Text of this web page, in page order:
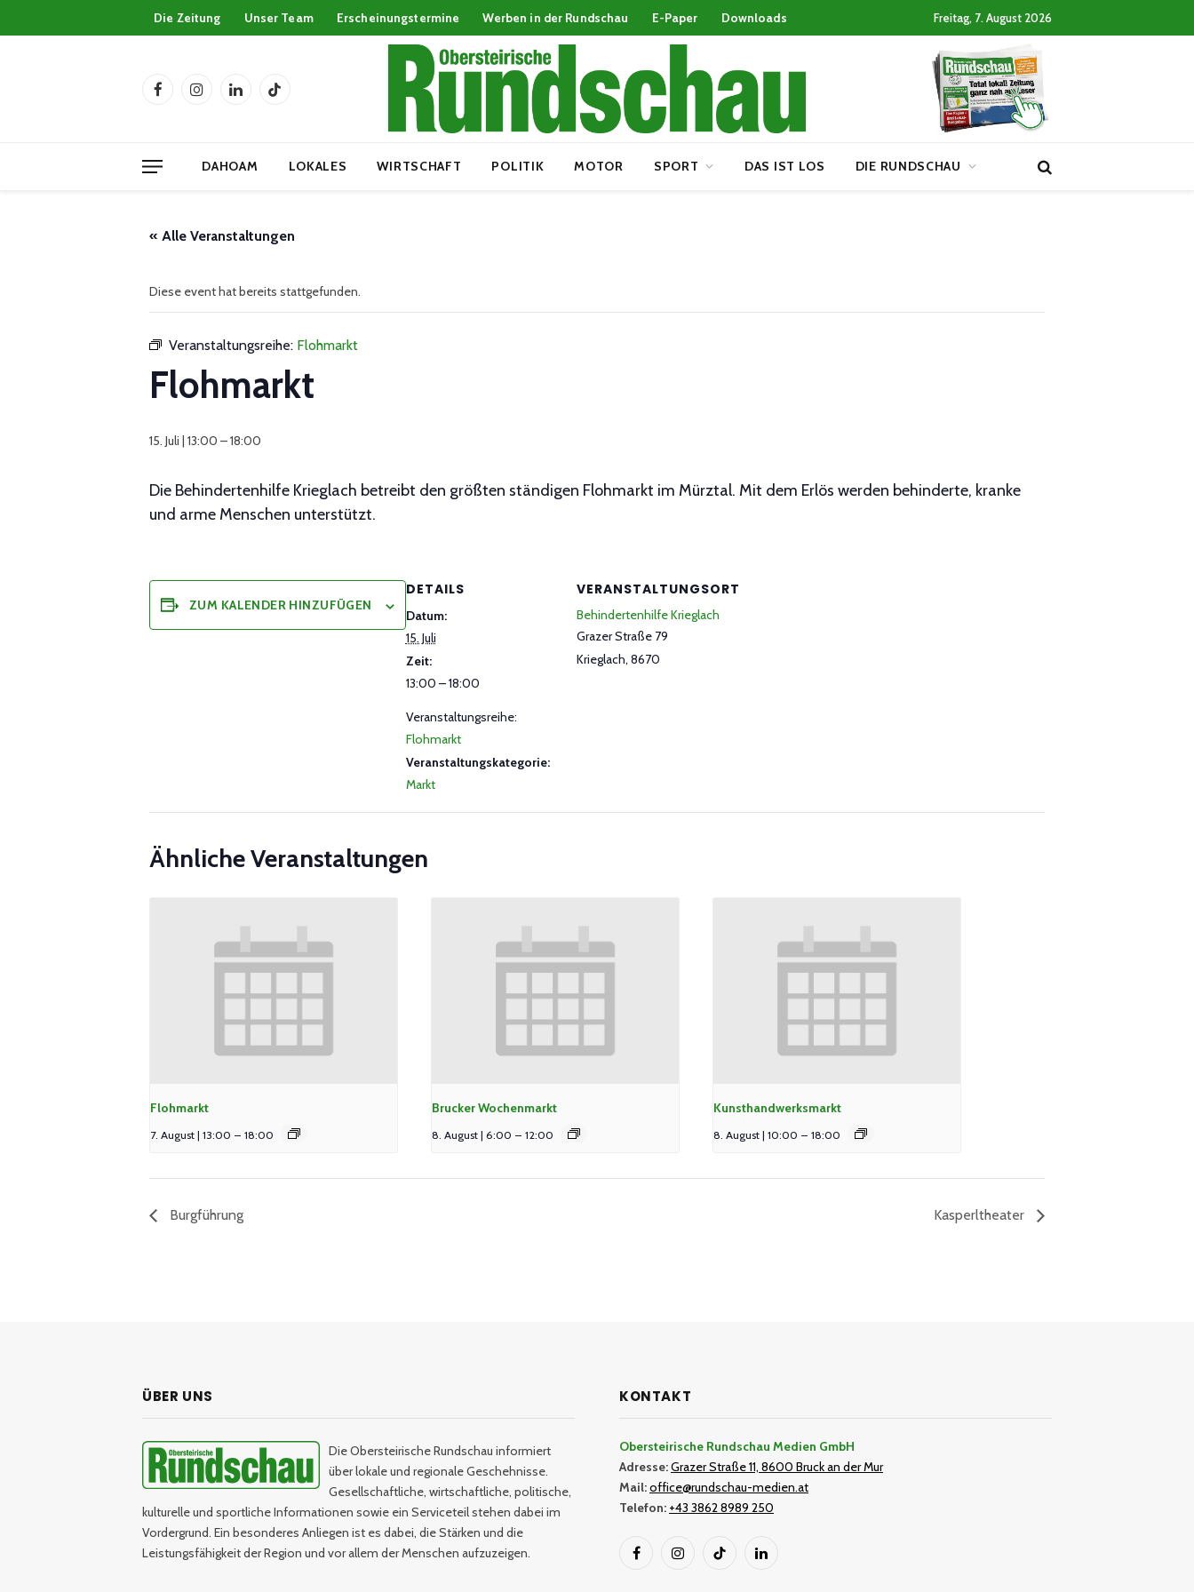
Die Zeitung Unser Team Erscheinungstermine Werben in der Rundschau E-Paper Downloads Freitag, 7. August 2026
FacebookInstagramLinkedInTikTok
DAHOAM LOKALES WIRTSCHAFT POLITIK MOTOR SPORT DAS IST LOS DIE RUNDSCHAU
« Alle Veranstaltungen
Diese event hat bereits stattgefunden.
Veranstaltungsreihe: Flohmarkt
Flohmarkt
15. Juli | 13:00 –18:00
Die Behindertenhilfe Krieglach betreibt den größten ständigen Flohmarkt im Mürztal. Mit dem Erlös werden behinderte, kranke
und arme Menschen unterstützt.
ZUM KALENDER HINZUFÜGEN
DETAILS
Datum:
15. Juli
Zeit:
13:00 – 18:00
Veranstaltungsreihe:
Flohmarkt
Veranstaltungskategorie:
Markt
VERANSTALTUNGSORT
Behindertenhilfe Krieglach
Grazer Straße 79
Krieglach, 8670
Ähnliche Veranstaltungen
Flohmarkt
7. August | 13:00 – 18:00
Brucker Wochenmarkt
8. August | 6:00 – 12:00
Kunsthandwerksmarkt
8. August | 10:00 – 18:00
Burgführung Kasperltheater
ÜBER UNS
Die Obersteirische Rundschau informiert
über lokale und regionale Geschehnisse.
Gesellschaftliche, wirtschaftliche, politische,
kulturelle und sportliche Informationen sowie ein Serviceteil stehen dabei im
Vordergrund. Ein besonderes Anliegen ist es dabei, die Stärken und die
Leistungsfähigkeit der Region und vor allem der Menschen aufzuzeigen.
KONTAKT
Obersteirische Rundschau Medien GmbH
Adresse:Grazer Straße 11, 8600 Bruck an der Mur
Mail:office@rundschau-medien.at
Telefon: +43 3862 8989 250
FacebookInstagramTikTok LinkedIn